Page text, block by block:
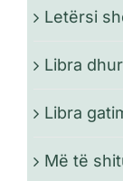
Letërsi
Libra
Libra
Më të